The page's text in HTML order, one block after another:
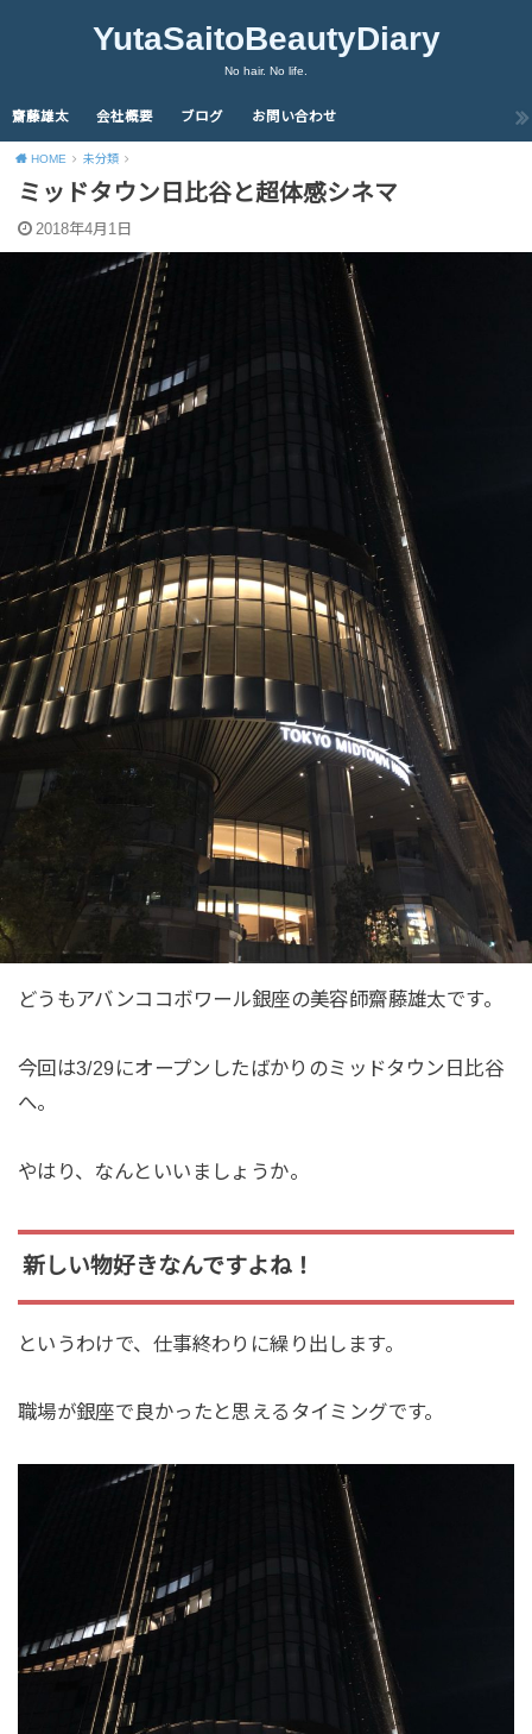
YutaSaitoBeautyDiary
No hair. No life.
齋藤雄太 会社概要 ブログ お問い合わせ
HOME 未分類
ミッドタウン日比谷と超体感シネマ
2018年4月1日
どうもアバンココボワール銀座の美容師齋藤雄太です。
今回は3/29にオープンしたばかりのミッドタウン日比谷
へ。
やはり、なんといいましょうか。
新しい物好きなんですよね！
というわけで、仕事終わりに繰り出します。
職場が銀座で良かったと思えるタイミングです。